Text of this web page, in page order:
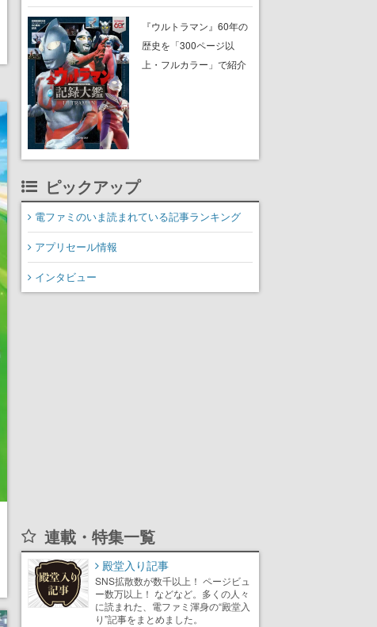
イバルを片手運転でぶっ
飛ばし、銃の片手撃ちで
蹴散らしながら勝利を目
『ウルトラマン』60年の
歴史を「300ページ以
上・フルカラー」で紹介
の円谷特撮も30作品以上
ピックアップ
電ファミのいま読まれている記事ランキング
アプリセール情報
インタビュー
連載・特集一覧
殿堂入り記事
SNS拡散数が数千以上！ ページビュ
ー数万以上！ などなど。多くの人々
に読まれた、電ファミ渾身の“殿堂入
り”記事をまとめました。